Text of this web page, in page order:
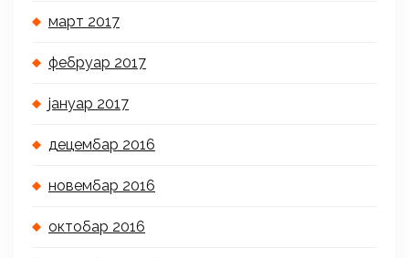
март 2017
фебруар 2017
јануар 2017
децембар 2016
новембар 2016
октобар 2016